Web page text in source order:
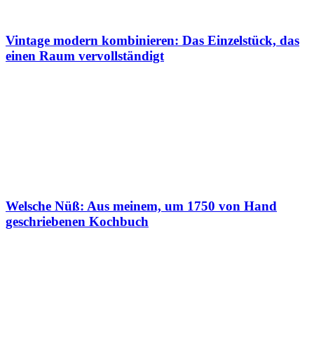
Vintage modern kombinieren: Das Einzelstück, das
einen Raum vervollständigt
Welsche Nüß: Aus meinem, um 1750 von Hand
geschriebenen Kochbuch